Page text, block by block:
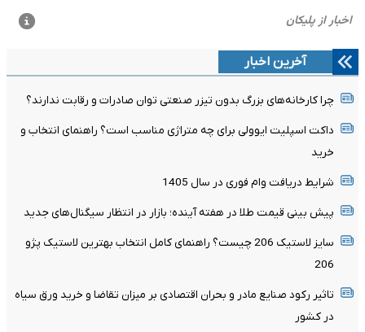
آخرین اخبار
چرا کارخانه‌های بزرگ بدون تیزر صنعتی توان صادرات و رقابت ندارند؟
داکت اسپلیت ایوولی برای چه متراژی مناسب است؟ راهنمای انتخاب و
خرید
شرایط دریافت وام فوری در سال 1405
پیش بینی قیمت طلا در هفته آینده؛ بازار در انتظار سیگنال‌های جدید
سایز لاستیک 206 چیست؟ راهنمای کامل انتخاب بهترین لاستیک پژو
206
تاثیر رکود صنایع مادر و بحران اقتصادی بر میزان تقاضا و خرید ورق سیاه
در کشور